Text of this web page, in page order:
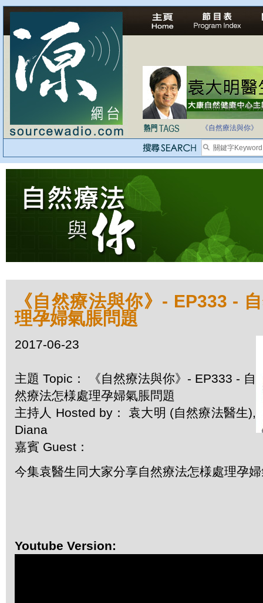
法治社會並不等同
自家教育合法化-
《自然療法與你》
《自然療法與你》- EP333 -
理孕婦氣脹問題
2017-06-23
主題 Topic： 《自然療法與你》- EP333 - 自
然療法怎様處理孕婦氣脹問題
主持人 Hosted by： 袁大明 (自然療法醫生),
Diana
嘉賓 Guest：
今集袁醫生同大家分享自然療法怎様處理孕
Youtube Version: